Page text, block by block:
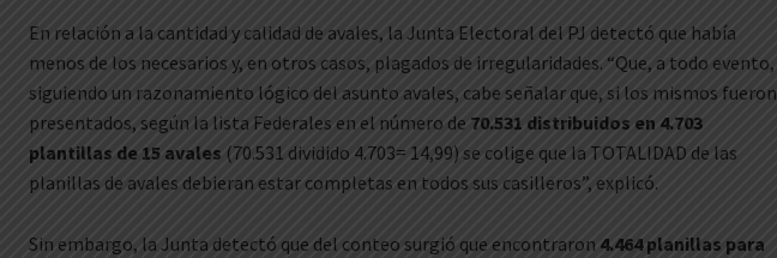
En relación a la cantidad y calidad de avales, la Junta Electoral del PJ detectó que había
menos de los necesarios y, en otros casos, plagados de irregularidades. “Que, a todo evento,
siguiendo un razonamiento lógico del asunto avales, cabe señalar que, si los mismos fueron
presentados, según la lista Federales en el número de 70.531 distribuidos en 4.703
plantillas de 15 avales (70.531 dividido 4.703= 14,99) se colige que la TOTALIDAD de las
planillas de avales debieran estar completas en todos sus casilleros”, explicó.
Sin embargo, la Junta detectó que del conteo surgió que encontraron 4.464 planillas para